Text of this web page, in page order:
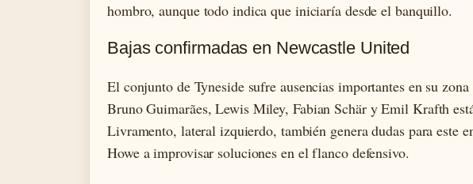
hombro, aunque todo indica que iniciaría desde el banquillo.
Bajas confirmadas en Newcastle United
El conjunto de Tyneside sufre ausencias importantes en su
Bruno Guimarães, Lewis Miley, Fabian Schär y Emil Krafth
Livramento, lateral izquierdo, también genera dudas para este
Howe a improvisar soluciones en el flanco defensivo.